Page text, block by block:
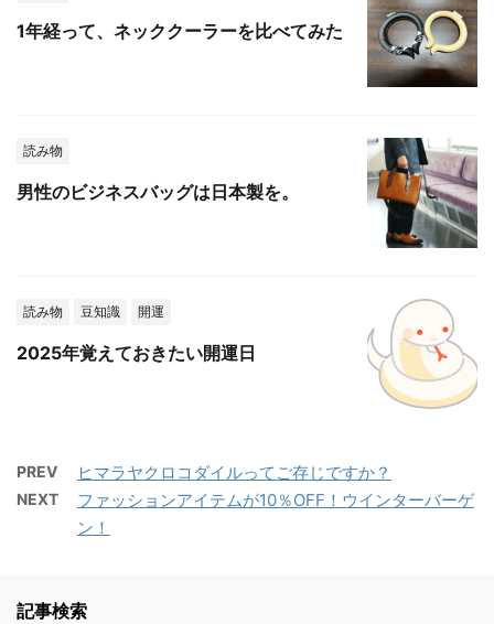
1年経って、ネッククーラーを比べてみた
読み物
男性のビジネスバッグは日本製を。
読み物 豆知識 開運
2025年覚えておきたい開運日
PREV ヒマラヤクロコダイルってご存じですか？
NEXT
ファッションアイテムが10％OFF！ウインターバーゲ
ン！
記事検索